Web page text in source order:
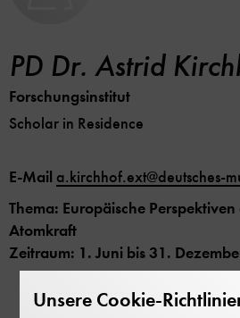
PD Dr. Astrid
Forschungsinstitut
Scholar in Residence
E-Mail a.kirchhof.ext@deutsches-
Thema: Europäische
Atomkraft
Zeitraum: 1. Juni bis 31.
Unsere Cookie-